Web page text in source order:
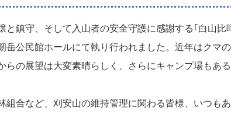
鎮守、そして入山者の安全守護に感謝する｢白山比
岳公民館ホールにて執り行われました。近年はクマ
らの展望は大変素晴らしく、さらにキャンプ場もあ
合など、刈安山の維持管理に関わる皆様、いつも